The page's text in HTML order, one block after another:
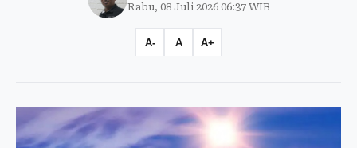
Rabu, 08 Juli 2026 06:37 WIB
A- A A+